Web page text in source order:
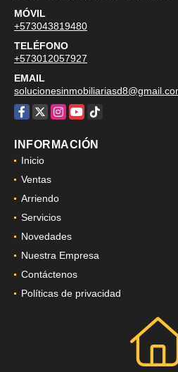
MÓVIL
+573043819480
TELÉFONO
+573012057927
EMAIL
Facebook
X Instagram
YouTube
TikTok
INFORMACIÓN
Inicio
Ventas
Arriendo
Servicios
Novedades
Nuestra Empresa
Contáctenos
Políticas de privacidad